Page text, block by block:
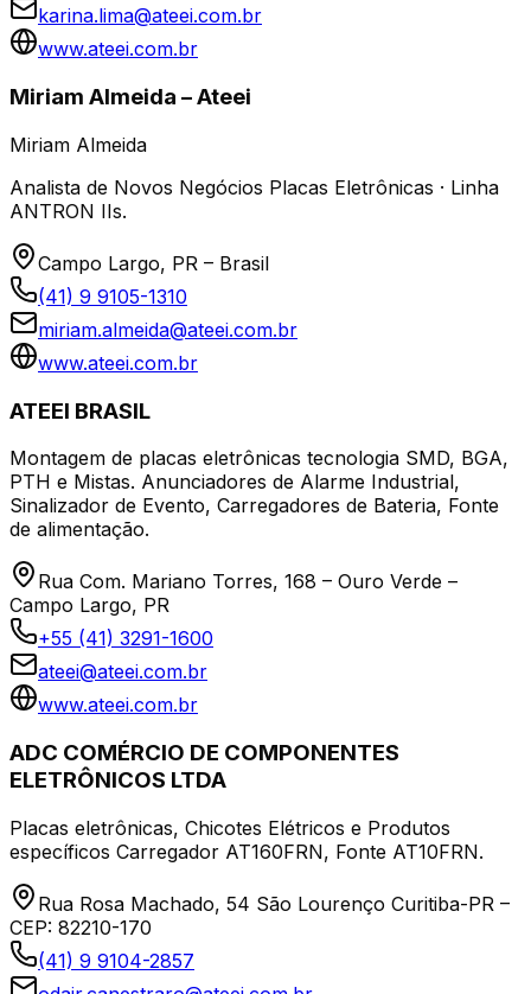
karina.lima@ateei.com.br
www.ateei.com.br
Miriam Almeida – Ateei
Miriam Almeida
Analista de Novos Negócios Placas Eletrônicas · Linha
ANTRON IIs.
Campo Largo, PR – Brasil
(41) 9 9105-1310
miriam.almeida@ateei.com.br
www.ateei.com.br
ATEEI BRASIL
Montagem de placas eletrônicas tecnologia SMD, BGA,
PTH e Mistas. Anunciadores de Alarme Industrial,
Sinalizador de Evento, Carregadores de Bateria, Fonte
de alimentação.
Rua Com. Mariano Torres, 168 – Ouro Verde –
Campo Largo, PR
+55 (41) 3291-1600
ateei@ateei.com.br
www.ateei.com.br
ADC COMÉRCIO DE COMPONENTES
ELETRÔNICOS LTDA
Placas eletrônicas, Chicotes Elétricos e Produtos
específicos Carregador AT160FRN, Fonte AT10FRN.
Rua Rosa Machado, 54 São Lourenço Curitiba-PR –
CEP: 82210-170
(41) 9 9104-2857